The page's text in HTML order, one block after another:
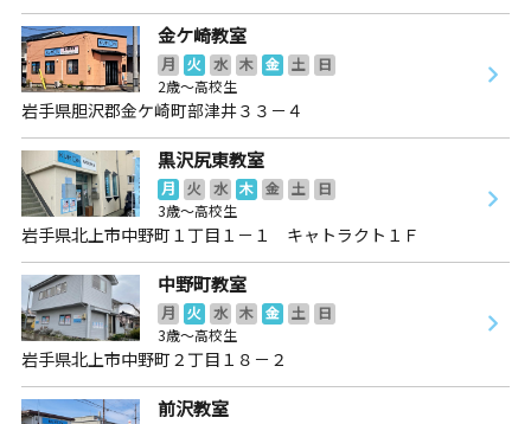
金ケ崎教室
月 火 水 木 金 土
日
2歳～高校生
岩手県胆沢郡金ケ崎町部津井３３－４
黒沢尻東教室
月 火 水 木 金 土
日
3歳～高校生
岩手県北上市中野町１丁目１－１ キャトラクト１Ｆ
中野町教室
月 火 水 木 金 土
日
3歳～高校生
岩手県北上市中野町２丁目１８－２
前沢教室